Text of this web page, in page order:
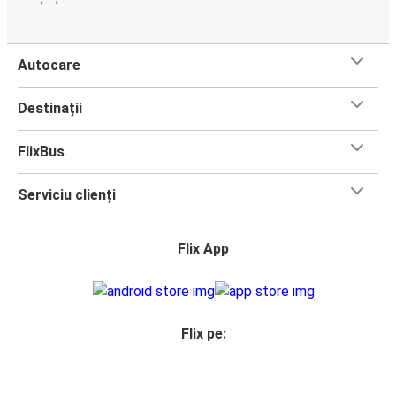
Autocare
Destinații
FlixBus
Serviciu clienți
Flix App
Flix pe: